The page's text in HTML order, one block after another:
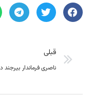
قبلی
ناصری فرماندار